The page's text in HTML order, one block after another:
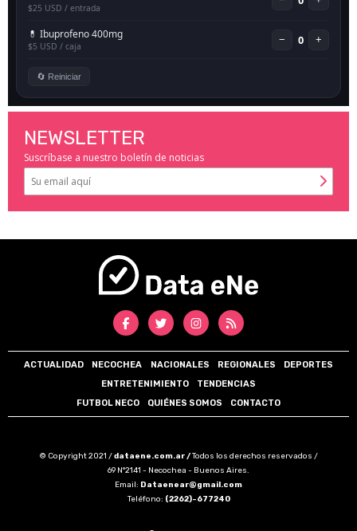
NEWSLETTER
Suscríbase a nuestro boletín de noticias
ACTUALIDAD NECOCHEA NACIONALES REGIONALES
DEPORTES
ENTRETENIMIENTO
TENDENCIAS
FUTBOL NECO
QUIÉNES SOMOS CONTACTO
© Copyright 2021 /dataene.com.ar /Todos los derechos reservados /
69 N°2141 - Necochea - Buenos Aires.
Email: Dataenear@gmail.com
Teléfono: (2262)-677240